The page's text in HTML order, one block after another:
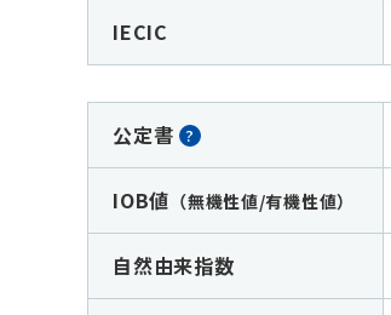
IECIC
公定書 ?
IOB値 （無機性値/有機性値）
自然由来指数